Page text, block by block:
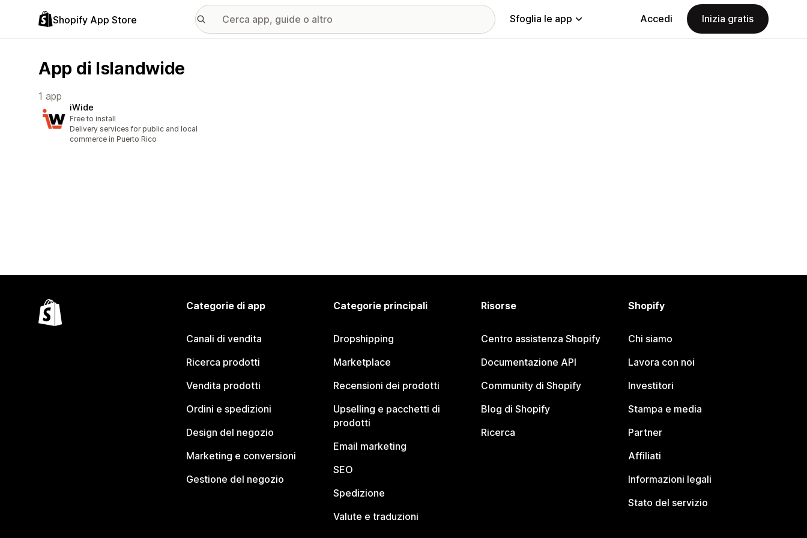
Shopify App Store Sfoglia le app Accedi Inizia gratis
App di Islandwide
1 app
iWide
Free to install
Delivery services for public and local
commerce in Puerto Rico
Categorie di app
Canali di vendita
Ricerca prodotti
Vendita prodotti
Ordini e spedizioni
Design del negozio
Marketing e conversioni
Gestione del negozio
Categorie principali
Dropshipping
Marketplace
Recensioni dei prodotti
Upselling e pacchetti di
prodotti
Email marketing
SEO
Spedizione
Valute e traduzioni
Risorse
Centro assistenza Shopify
Documentazione API
Community di Shopify
Blog di Shopify
Ricerca
Shopify
Chi siamo
Lavora con noi
Investitori
Stampa e media
Partner
Affiliati
Informazioni legali
Stato del servizio